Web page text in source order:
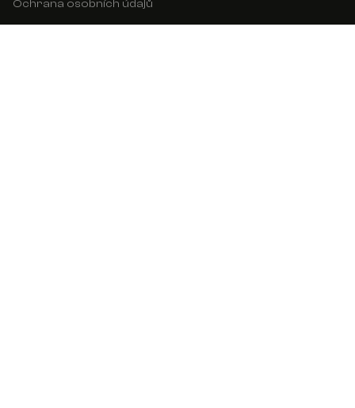
Ochrana osobních údajů